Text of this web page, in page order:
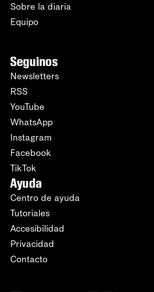
Sobre la diaria
Equipo
Seguinos
Newsletters
RSS
YouTube
WhatsApp
Instagram
Facebook
TikTok
Ayuda
Centro de ayuda
Tutoriales
Accesibilidad
Privacidad
Contacto